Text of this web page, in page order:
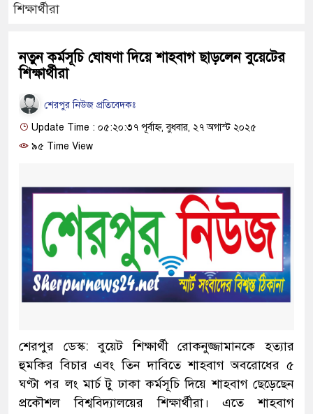
শিক্ষার্থীরা
নতুন কর্মসূচি ঘোষণা দিয়ে শাহবাগ ছাড়লেন বুয়েটের
শিক্ষার্থীরা
শেরপুর নিউজ প্রতিবেদকঃ
Update Time : ০৫:২০:৩৭ পূর্বাহ্ন, বুধবার, ২৭ অগাস্ট ২০২৫
৯৫ Time View
শেরপুর ডেস্ক: বুয়েট শিক্ষার্থী রোকনুজ্জামানকে হত্যার
হুমকির বিচার এবং তিন দাবিতে শাহবাগ অবরোধের ৫
ঘণ্টা পর লং মার্চ টু ঢাকা কর্মসূচি দিয়ে শাহবাগ ছেড়েছেন
প্রকৌশল বিশ্ববিদ্যালয়ের শিক্ষার্থীরা। এতে শাহবাগ